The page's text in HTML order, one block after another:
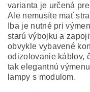
varianta je určená
Ale nemusíte mať
Iba je nutné pri
starú výbojku a
obvykle vybavené
odizolovanie káblov,
tak elegantnú
lampy s modulom.